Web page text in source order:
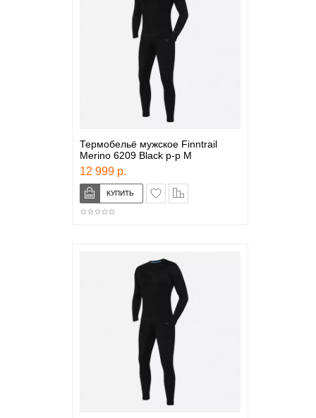
Термобельё мужское Finntrail
Merino 6209 Black р-р M
12 999 р.
в закладки